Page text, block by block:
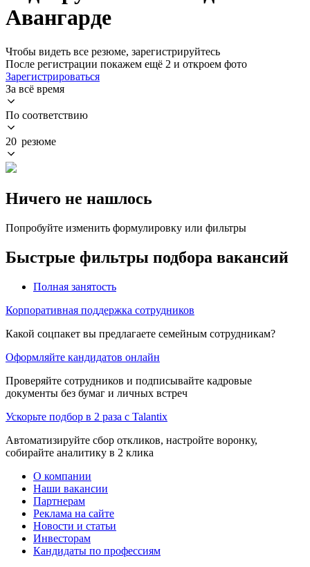
Авангарде
Чтобы видеть все резюме, зарегистрируйтесь
После регистрации покажем ещё 2 и откроем фото
Зарегистрироваться
За всё время
По соответствию
20 резюме
Ничего не нашлось
Попробуйте изменить формулировку или фильтры
Быстрые фильтры подбора вакансий
Полная занятость
Корпоративная поддержка сотрудников
Какой соцпакет вы предлагаете семейным сотрудникам?
Оформляйте кандидатов онлайн
Проверяйте сотрудников и подписывайте кадровые
документы без бумаг и личных встреч
Ускорьте подбор в 2 раза с Talantix
Автоматизируйте сбор откликов, настройте воронку,
собирайте аналитику в 2 клика
О компании
Наши вакансии
Партнерам
Реклама на сайте
Новости и статьи
Инвесторам
Кандидаты по профессиям